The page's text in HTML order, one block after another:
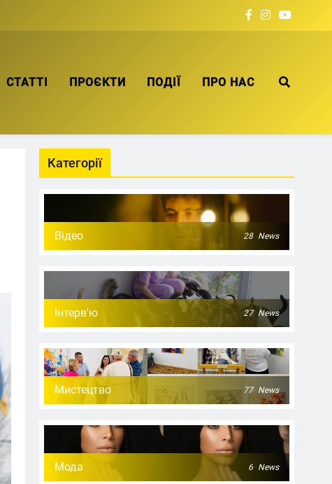
СТАТТІ ПРОЄКТИ ПОДІЇ ПРО НАС
Категорії
Відео 28 News
Інтерв'ю 27 News
Мистецтво 77 News
Мода 6 News